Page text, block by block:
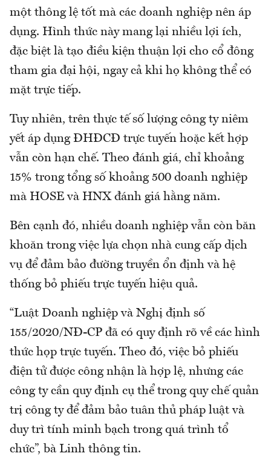
một thông lệ tốt mà các doanh nghiệp nên áp
dụng. Hình thức này mang lại nhiều lợi ích,
đặc biệt là tạo điều kiện thuận lợi cho cổ đông
tham gia đại hội, ngay cả khi họ không thể có
mặt trực tiếp.
Tuy nhiên, trên thực tế số lượng công ty niêm
yết áp dụng ĐHĐCĐ trực tuyến hoặc kết hợp
vẫn còn hạn chế. Theo đánh giá, chỉ khoảng
15% trong tổng số khoảng 500 doanh nghiệp
mà HOSE và HNX đánh giá hằng năm.
Bên cạnh đó, nhiều doanh nghiệp vẫn còn băn
khoăn trong việc lựa chọn nhà cung cấp dịch
vụ để đảm bảo đường truyền ổn định và hệ
thống bỏ phiếu trực tuyến hiệu quả.
“Luật Doanh nghiệp và Nghị định số
155/2020/NĐ-CP đã có quy định rõ về các hình
thức họp trực tuyến. Theo đó, việc bỏ phiếu
điện tử được công nhận là hợp lệ, nhưng các
công ty cần quy định cụ thể trong quy chế quản
trị công ty để đảm bảo tuân thủ pháp luật và
duy trì tính minh bạch trong quá trình tổ
chức”, bà Linh thông tin.